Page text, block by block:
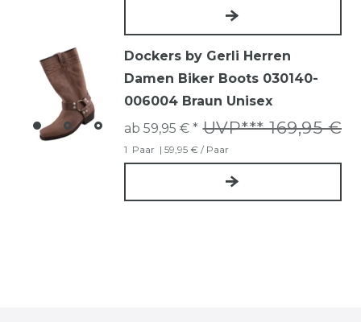
Dockers by Gerli Herren
Damen Biker Boots 030140-
006004 Braun Unisex
UVP*** 169,95 €
ab 59,95 € *
1 Paar | 59,95 € / Paar